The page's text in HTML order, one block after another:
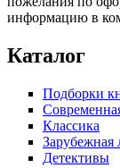
информацию в
Каталог
Подборки
Классика
Зарубежная
Детективы